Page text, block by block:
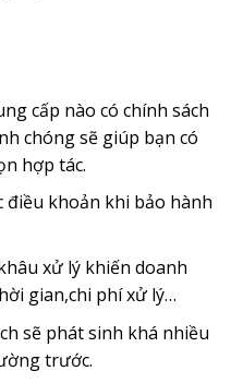
cấp nào có chính sách
chóng sẽ giúp bạn có
hợp tác.
điều khoản khi bảo hành
xử lý khiến doanh
gian,chi phí xử lý…
sẽ phát sinh khá nhiều
trước.